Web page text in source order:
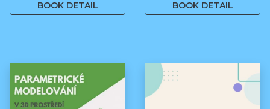
BOOK DETAIL BOOK DETAIL